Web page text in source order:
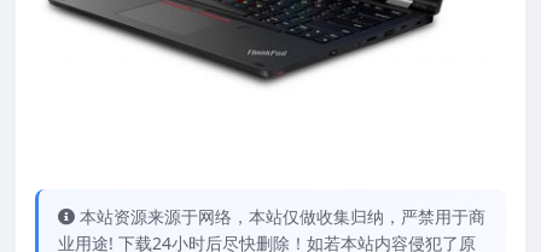
本站资源来源于网络，本站仅做收集归纳，严禁用于商
业用途! 下载24小时后尽快删除！如若本站内容侵犯了原